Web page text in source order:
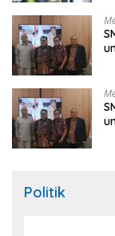
Politik